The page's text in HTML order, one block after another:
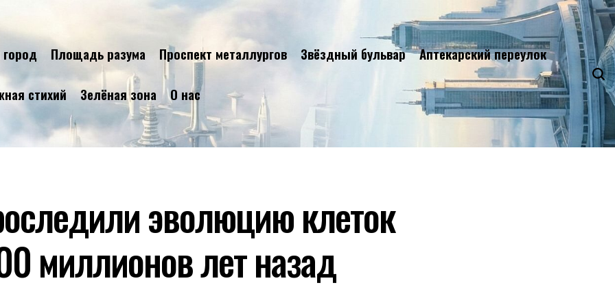
Площадь разума Проспект металлургов Звёздный бульвар Аптекарский переулок
стихий Зелёная зона О нас
эволюцию клеток
миллионов лет назад